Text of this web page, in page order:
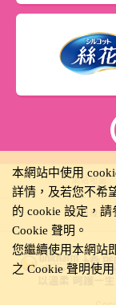
網站地圖
使用規範
本網站中使用
詳情，及若您不希
的 cookie 設定，請
Cookie 聲明。
您繼續使用本網站
之 Cookie 聲明使用